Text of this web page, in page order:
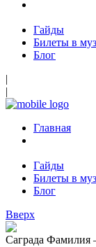
Гайды
Билеты в
Блог
|
|
Главная
Гайды
Билеты в
Блог
Вверх
Саграда Фамилия